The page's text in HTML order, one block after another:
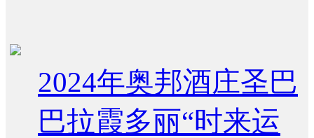
2024年奥邦酒庄圣巴
巴拉霞多丽“时来运